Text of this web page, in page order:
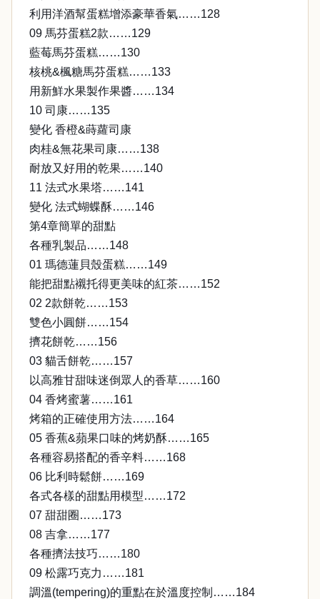
利用洋酒幫蛋糕增添豪華香氣……128
09 馬芬蛋糕2款……129
藍莓馬芬蛋糕……130
核桃&楓糖馬芬蛋糕……133
用新鮮水果製作果醬……134
10 司康……135
變化 香橙&蒔蘿司康
肉桂&無花果司康……138
耐放又好用的乾果……140
11 法式水果塔……141
變化 法式蝴蝶酥……146
第4章簡單的甜點
各種乳製品……148
01 瑪德蓮貝殼蛋糕……149
能把甜點襯托得更美味的紅茶……152
02 2款餅乾……153
雙色小圓餅……154
擠花餅乾……156
03 貓舌餅乾……157
以高雅甘甜味迷倒眾人的香草……160
04 香烤蜜薯……161
烤箱的正確使用方法……164
05 香蕉&蘋果口味的烤奶酥……165
各種容易搭配的香辛料……168
06 比利時鬆餅……169
各式各樣的甜點用模型……172
07 甜甜圈……173
08 吉拿……177
各種擠法技巧……180
09 松露巧克力……181
調溫(tempering)的重點在於溫度控制……184